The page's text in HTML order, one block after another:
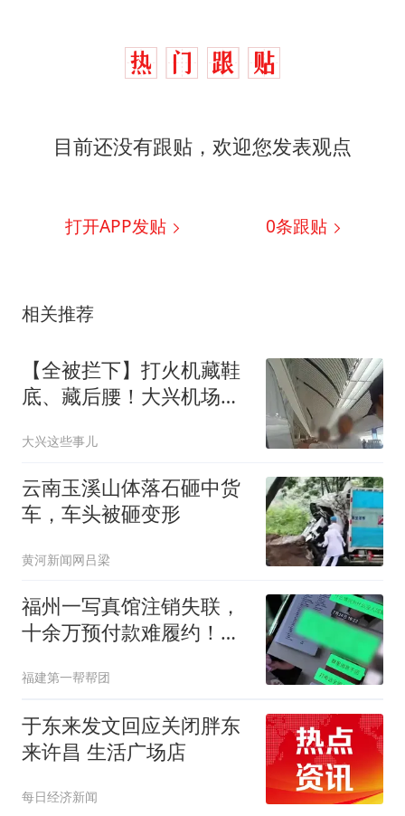
目前还没有跟贴，欢迎您发表观点
打开APP发贴 0条跟贴
相关推荐
【全被拦下】打火机藏鞋
底、藏后腰！大兴机场两
大兴这些事儿
云南玉溪山体落石砸中货
车，车头被砸变形
黄河新闻网吕梁
福州一写真馆注销失联，
十余万预付款难履约！店
福建第一帮帮团
于东来发文回应关闭胖东
来许昌 生活广场店
每日经济新闻